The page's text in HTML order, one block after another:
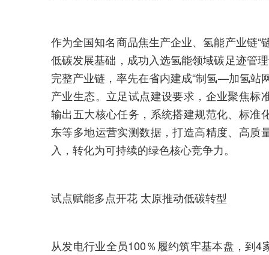
作为全国知名商品焦生产企业、氢能产业链
低碳发展基础，成功入选氢能领域碳足迹
完整产业链，率先在省内建成“制氢—加氢
产业生态。立足试点建设要求，企业聚焦标
输出五大核心任务，系统搭建规范化、标准
东等多地运营实测数据，打造高精度、高质
入，转化为可持续的绿色核心竞争力。
试点赋能多点开花 太原推动低碳转型
从发电行业全员100％履约筑牢基本盘，到